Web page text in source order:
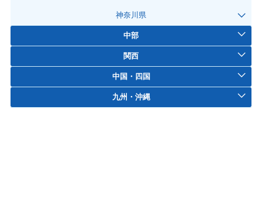
神奈川県
中部
関西
中国・四国
九州・沖縄